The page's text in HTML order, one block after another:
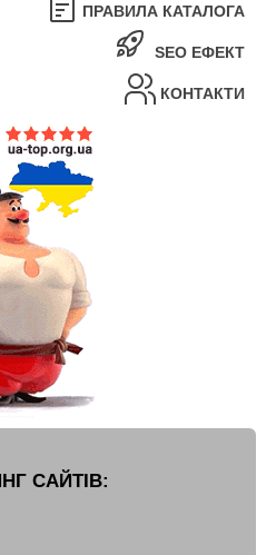
ПРАВИЛА КАТАЛОГА
SEO ЕФЕКТ
КОНТАКТИ
САЙТІВ: